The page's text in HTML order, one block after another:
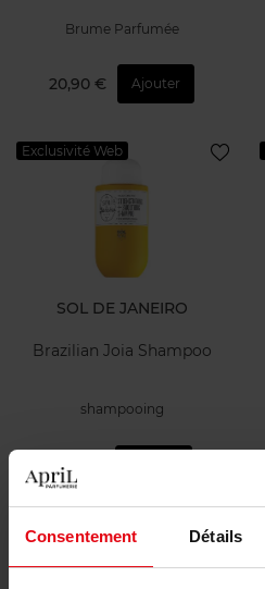
Consentement Détails
Brume Parfumée
20,90 € Ajouter
Exclusivité Web
SOL DE JANEIRO
Brazilian Joia Shampoo
shampooing
13,50 €